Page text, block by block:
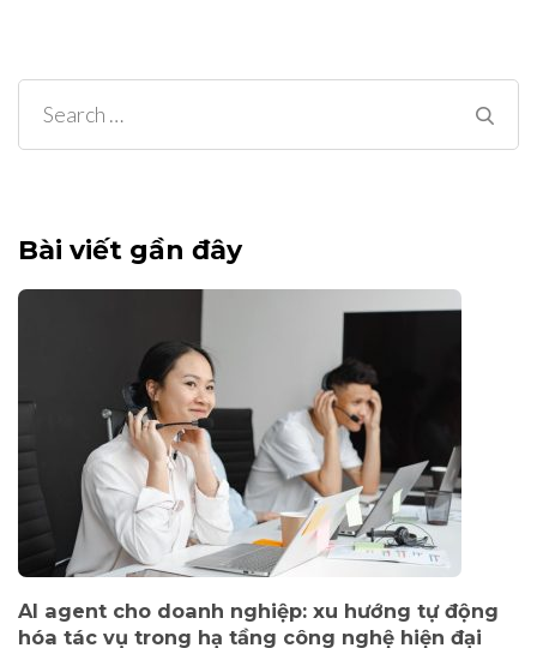
Search
for:
Bài viết gần đây
AI agent cho doanh nghiệp: xu hướng tự động
hóa tác vụ trong hạ tầng công nghệ hiện đại